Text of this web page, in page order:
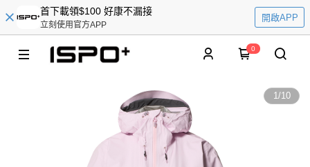
首下載領$100 好康不漏接
立刻使用官方APP
開啟APP
0
1/10